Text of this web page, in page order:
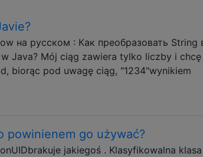
на русском : Как преобразовать String
Java? Mój ciąg zawiera tylko liczby i chcę
biorąc pod uwagę ciąg, "1234"wynikiem
powinienem go używać?
jakiegoś . Klasyfikowalna klasa